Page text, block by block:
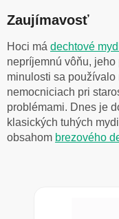
Zaujímavosť
Hoci má dechtové
nepríjemnú vôňu,
minulosti sa
nemocniciach pri
problémami. Dnes je
klasických tuhých
obsahom brezového